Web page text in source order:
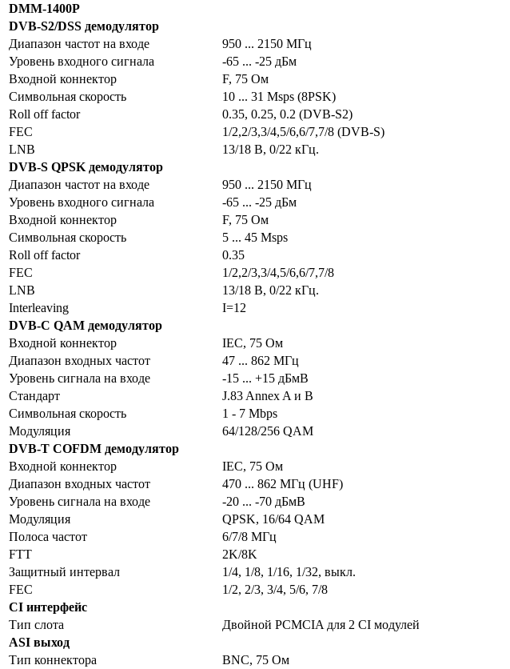
DMM-1400P
DVB-S2/DSS демодулятор
Диапазон частот на входе
950 ... 2150 МГц
Уровень входного сигнала
-65 ... -25 дБм
Входной коннектор
F, 75 Ом
Символьная скорость
10 ... 31 Msps (8PSK)
Roll off factor
0.35, 0.25, 0.2 (DVB-S2)
FEC
1/2,2/3,3/4,5/6,6/7,7/8 (DVB-S)
LNB
13/18 В, 0/22 кГц.
DVB-S QPSK демодулятор
Диапазон частот на входе
950 ... 2150 МГц
Уровень входного сигнала
-65 ... -25 дБм
Входной коннектор
F, 75 Ом
Символьная скорость
5 ... 45 Msps
Roll off factor
0.35
FEC
1/2,2/3,3/4,5/6,6/7,7/8
LNB
13/18 В, 0/22 кГц.
Interleaving
I=12
DVB-C QAM демодулятор
Входной коннектор
IEC, 75 Ом
Диапазон входных частот
47 ... 862 МГц
Уровень сигнала на входе
-15 ... +15 дБмВ
Стандарт
J.83 Annex A и B
Символьная скорость
1 - 7 Mbps
Модуляция
64/128/256 QAM
DVB-T COFDM демодулятор
Входной коннектор
IEC, 75 Ом
Диапазон входных частот
470 ... 862 MГц (UHF)
Уровень сигнала на входе
-20 ... -70 дБмВ
Модуляция
QPSK, 16/64 QAM
Полоса частот
6/7/8 MГц
FTT
2K/8K
Защитный интервал
1/4, 1/8, 1/16, 1/32, выкл.
FEC
1/2, 2/3, 3/4, 5/6, 7/8
CI интерфейс
Тип слота
Двойной PCMCIA для 2 CI модулей
ASI выход
Тип коннектора
BNC, 75 Ом